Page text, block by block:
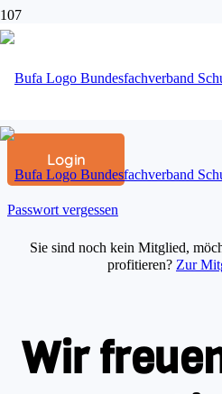
Benutzername oder E-Mail
Passwort
Passwort vergessen
Sie sind noch kein Mitglied,
profitieren? Zur
Wir